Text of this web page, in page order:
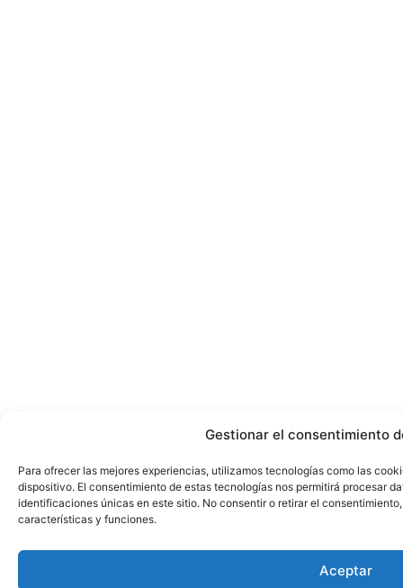
Gestionar el consentimiento
Para ofrecer las mejores experiencias, utilizamos tecnologías como las
dispositivo. El consentimiento de estas tecnologías nos permitirá procesar
identificaciones únicas en este sitio. No consentir o retirar el
características y funciones.
Aceptar